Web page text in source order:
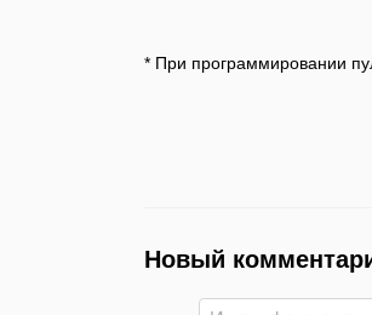
* При программировании
Новый